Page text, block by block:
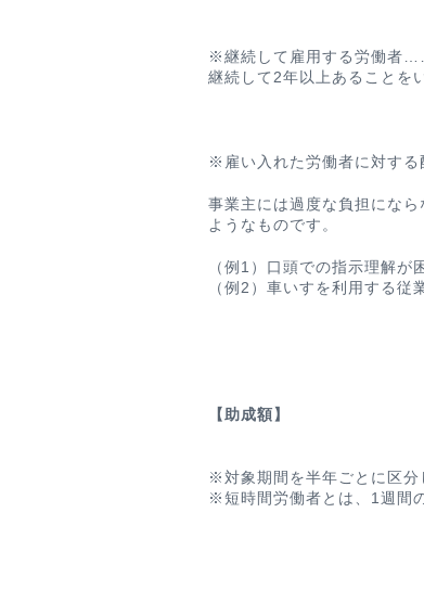
※継続して雇用する労働者
継続して2年以上あることを
※雇い入れた労働者に対す
事業主には過度な負担にな
ようなものです。
（例1）口頭での指示理解
（例2）車いすを利用する
【助成額】
※対象期間を半年ごとに区分
※短時間労働者とは、1週間